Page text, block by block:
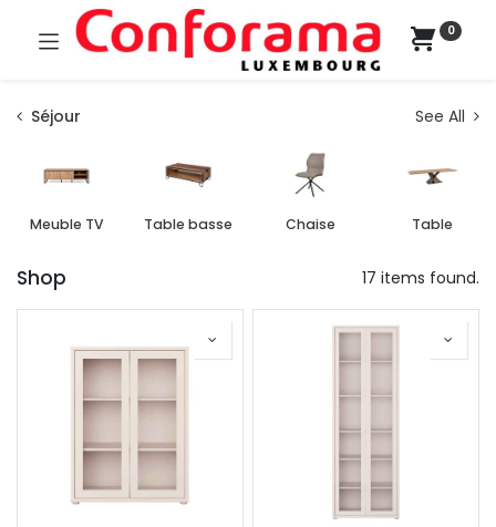
0
Séjour See All
Meuble TV Table basse Chaise Table
Shop 17 items found.